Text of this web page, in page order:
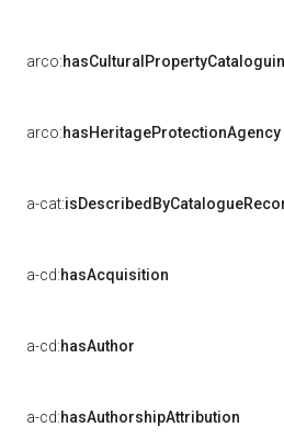
arco:
arco:hasHeritageProtectionAgency
a-cat:
a-cd:hasAcquisition
a-cd:hasAuthor
a-cd:hasAuthorshipAttribution